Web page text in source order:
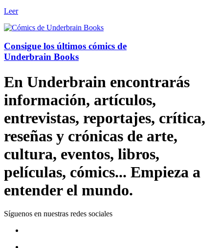
Leer
Consigue los últimos cómics de
Underbrain Books
En Underbrain encontrarás
información, artículos,
entrevistas, reportajes, crítica,
reseñas y crónicas de arte,
cultura, eventos, libros,
películas, cómics... Empieza a
entender el mundo.
Síguenos en nuestras redes sociales